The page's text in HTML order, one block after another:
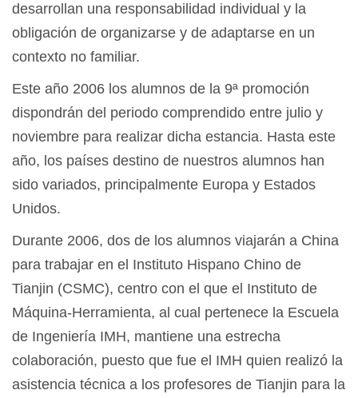
desarrollan una responsabilidad individual y la
obligación de organizarse y de adaptarse en un
contexto no familiar.
Este año 2006 los alumnos de la 9ª promoción
dispondrán del periodo comprendido entre julio y
noviembre para realizar dicha estancia. Hasta este
año, los países destino de nuestros alumnos han
sido variados, principalmente Europa y Estados
Unidos.
Durante 2006, dos de los alumnos viajarán a China
para trabajar en el Instituto Hispano Chino de
Tianjin (CSMC), centro con el que el Instituto de
Máquina-Herramienta, al cual pertenece la Escuela
de Ingeniería IMH, mantiene una estrecha
colaboración, puesto que fue el IMH quien realizó la
asistencia técnica a los profesores de Tianjin para la